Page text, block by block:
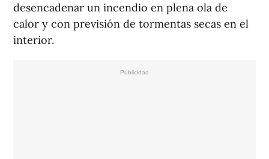
desencadenar un incendio en plena ola de
calor y con previsión de tormentas secas en el
interior.